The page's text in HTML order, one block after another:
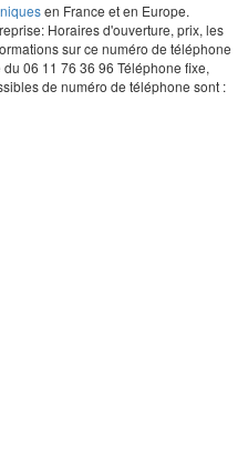
en France et en Europe.
Horaires d'ouverture, prix, les
sur ce numéro de téléphone
06 11 76 36 96 Téléphone fixe,
de numéro de téléphone sont :